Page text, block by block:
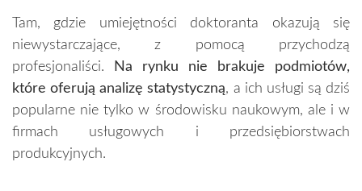
Tam, gdzie umiejętności doktoranta okazują się
niewystarczające, z pomocą przychodzą
profesjonaliści.
Na rynku nie brakuje podmiotów,
które oferują analizę statystyczną, a ich usługi są dziś
popularne nie tylko w środowisku naukowym, ale i w
firmach usługowych i przedsiębiorstwach
produkcyjnych.